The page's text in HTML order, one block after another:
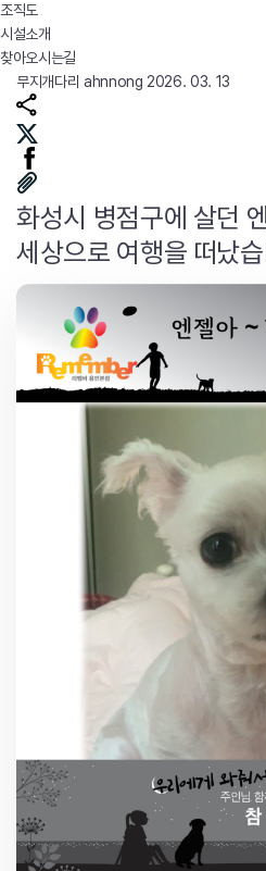
조직도
시설소개
찾아오시는길
무지개다리 ahnnong 2026. 03. 13
화성시 병점구에 살던
세상으로 여행을 떠났